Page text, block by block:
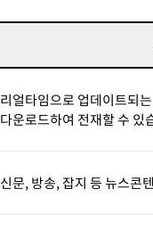
리얼타임으로 업데이트되
다운로드하여 전재할 수 있
신문, 방송, 잡지 등 뉴스콘